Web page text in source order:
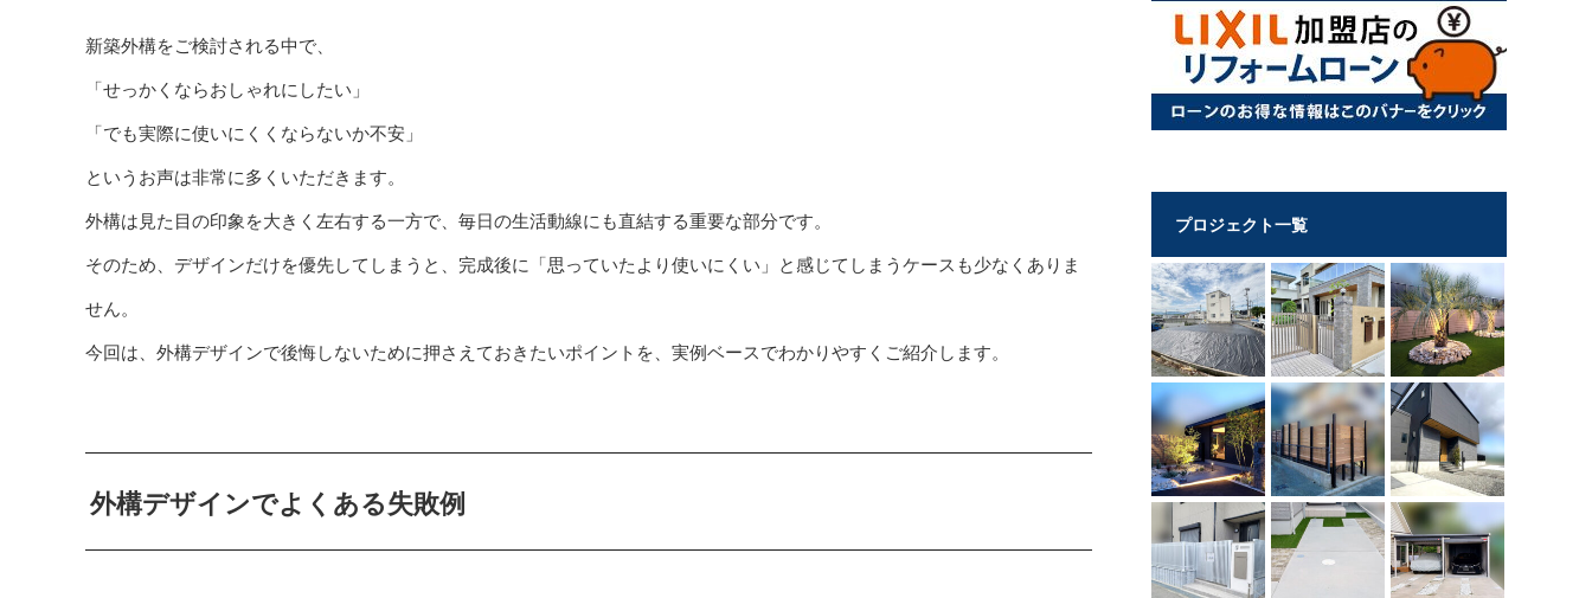
新築外構をご検討される中で、
「せっかくならおしゃれにしたい」
「でも実際に使いにくくならないか不安」
というお声は非常に多くいただきます。
外構は見た目の印象を大きく左右する一方で、毎日の生活動線にも直結する重要な部分です。
そのため、デザインだけを優先してしまうと、完成後に「思っていたより使いにくい」と感じてしまうケースも少なくありま
せん。
今回は、外構デザインで後悔しないために押さえておきたいポイントを、実例ベースでわかりやすくご紹介します。
外構デザインでよくある失敗例
プロジェクト一覧